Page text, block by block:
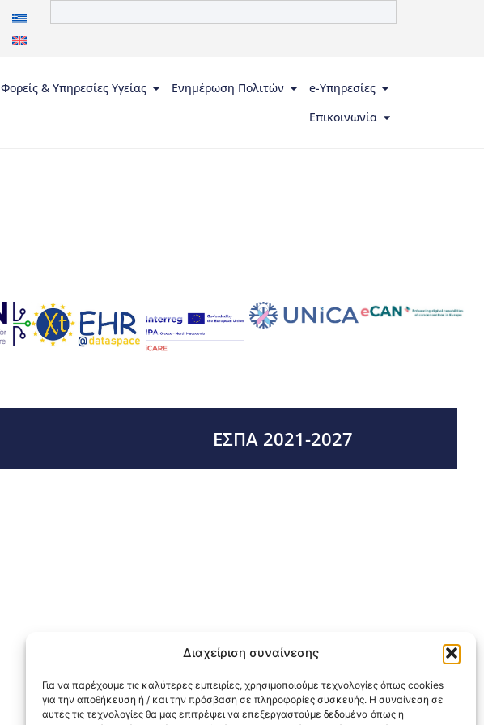
Διαχείριση συναίνεσης
Για να παρέχουμε τις καλύτερες εμπειρίες, χρησιμοποιούμε τεχνολογίες όπως cookies
για την αποθήκευση ή / και την πρόσβαση σε πληροφορίες συσκευής. Η συναίνεση σε
αυτές τις τεχνολογίες θα μας επιτρέψει να επεξεργαστούμε δεδομένα όπως η
Φορείς & Υπηρεσίες Υγείας Ενημέρωση Πολιτών
e-Υπηρεσίες
Επικοινωνία
ΕΣΠΑ 2021-2027